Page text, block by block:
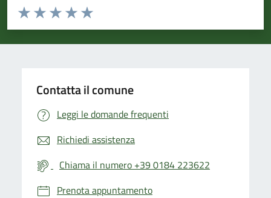
Valuta da 1 a 5 stelle la pagina
Valuta 5 stelle su 5
Valuta 4 stelle su 5
Valuta 3 stelle su 5
Valuta 2 stelle su 5
Valuta 1 stelle su 5
Contatta il comune
Leggi le domande frequenti
Richiedi assistenza
Chiama il numero +39 0184 223622
Prenota appuntamento